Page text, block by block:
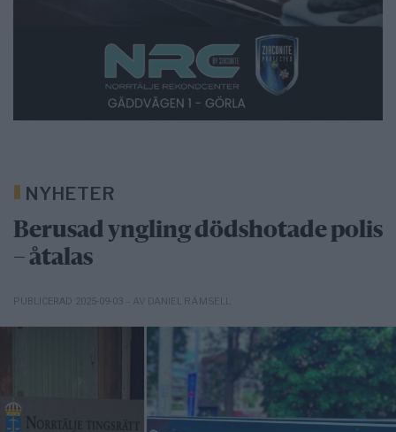
NYHETER
Berusad yngling dödshotade polis
– åtalas
PUBLICERAD 2025-09-03 – AV DANIEL RÄMSELL